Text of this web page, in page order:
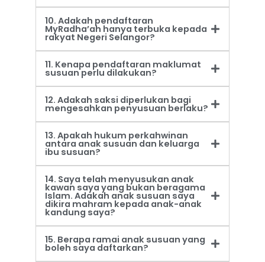
10. Adakah pendaftaran
MyRadha’ah hanya terbuka kepada
rakyat Negeri Selangor?
11. Kenapa pendaftaran maklumat
susuan perlu dilakukan?
12. Adakah saksi diperlukan bagi
mengesahkan penyusuan berlaku?
13. Apakah hukum perkahwinan
antara anak susuan dan keluarga
ibu susuan?
14. Saya telah menyusukan anak
kawan saya yang bukan beragama
Islam. Adakah anak susuan saya
dikira mahram kepada anak-anak
kandung saya?
15. Berapa ramai anak susuan yang
boleh saya daftarkan?